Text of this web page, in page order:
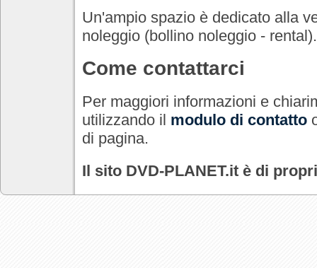
Un'ampio spazio è dedicato alla
noleggio (bollino noleggio - rental).
Come contattarci
Per maggiori informazioni e
utilizzando il modulo di contatto
di pagina.
Il sito DVD-PLANET.it è di